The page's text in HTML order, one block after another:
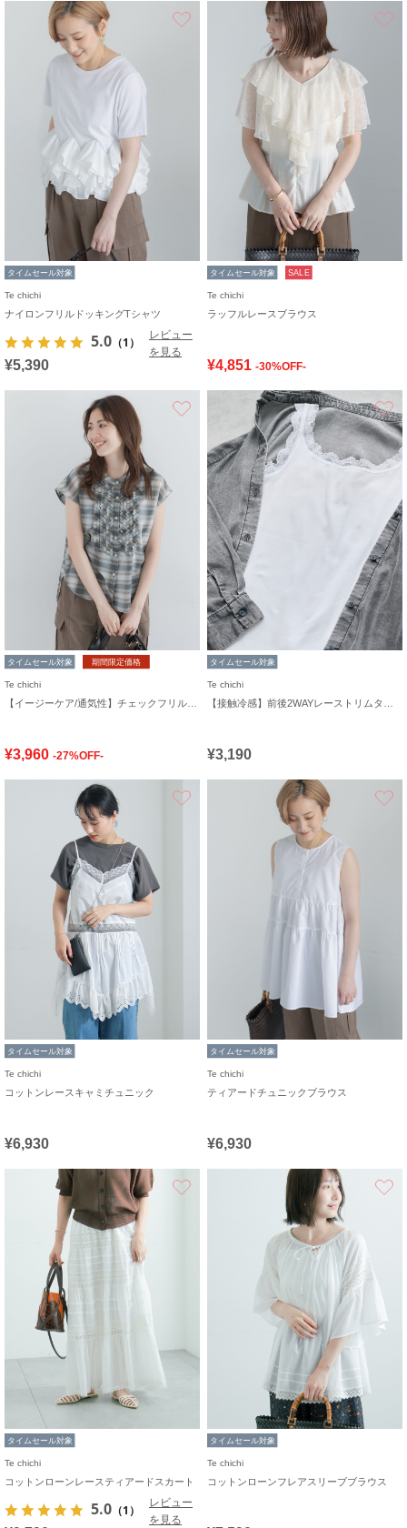
タイムセール対象
Te chichi
ナイロンフリルドッキングTシャツ
5.0 （1）
レビュー
を見る
¥5,390
タイムセール対象 SALE
Te chichi
ラッフルレースブラウス
¥4,851 -30%OFF-
タイムセール対象 期間限定価格
Te chichi
¥3,960 -27%OFF-
タイムセール対象
Te chichi
¥3,190
タイムセール対象
Te chichi
コットンレースキャミチュニック
¥6,930
タイムセール対象
Te chichi
ティアードチュニックブラウス
¥6,930
タイムセール対象
Te chichi
コットンローンレースティアードスカート
5.0 （1）
レビュー
を見る
タイムセール対象
Te chichi
コットンローンフレアスリーブブラウス